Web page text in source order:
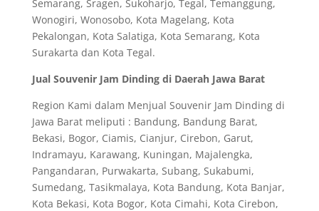
Semarang, Sragen, Sukoharjo, Tegal, Temanggung,
Wonogiri, Wonosobo, Kota Magelang, Kota
Pekalongan, Kota Salatiga, Kota Semarang, Kota
Surakarta dan Kota Tegal.
Jual Souvenir Jam Dinding di Daerah Jawa Barat
Region Kami dalam Menjual Souvenir Jam Dinding di
Jawa Barat meliputi : Bandung, Bandung Barat,
Bekasi, Bogor, Ciamis, Cianjur, Cirebon, Garut,
Indramayu, Karawang, Kuningan, Majalengka,
Pangandaran, Purwakarta, Subang, Sukabumi,
Sumedang, Tasikmalaya, Kota Bandung, Kota Banjar,
Kota Bekasi, Kota Bogor, Kota Cimahi, Kota Cirebon,